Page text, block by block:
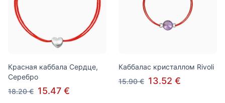
Красная каббала Сердце,
Серебро
18.20 € 15.47 €
Каббалас кристаллом Rivoli
15.90 € 13.52 €